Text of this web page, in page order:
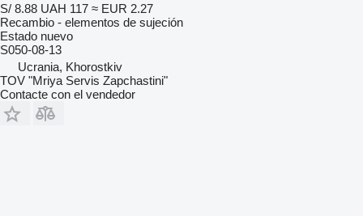
S/ 8.88 UAH 117 ≈ EUR 2.27
Recambio - elementos de sujeción
Estado nuevo
S050-08-13
Ucrania, Khorostkiv
TOV "Mriya Servis Zapchastini"
Contacte con el vendedor